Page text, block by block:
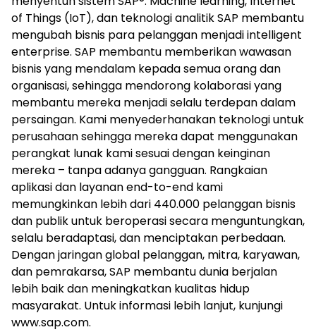
of Things (IoT), dan teknologi analitik SAP membantu
mengubah bisnis para pelanggan menjadi intelligent
enterprise. SAP membantu memberikan wawasan
bisnis yang mendalam kepada semua orang dan
organisasi, sehingga mendorong kolaborasi yang
membantu mereka menjadi selalu terdepan dalam
persaingan. Kami menyederhanakan teknologi untuk
perusahaan sehingga mereka dapat menggunakan
perangkat lunak kami sesuai dengan keinginan
mereka – tanpa adanya gangguan. Rangkaian
aplikasi dan layanan end-to-end kami
memungkinkan lebih dari 440.000 pelanggan bisnis
dan publik untuk beroperasi secara menguntungkan,
selalu beradaptasi, dan menciptakan perbedaan.
Dengan jaringan global pelanggan, mitra, karyawan,
dan pemrakarsa, SAP membantu dunia berjalan
lebih baik dan meningkatkan kualitas hidup
masyarakat. Untuk informasi lebih lanjut, kunjungi
www.sap.com.